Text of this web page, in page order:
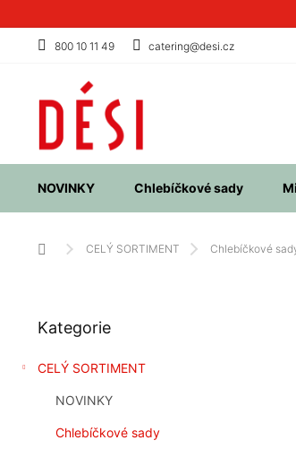
na
800 10 11 49 catering@desi.cz
NOVINKY Chlebíčkové sady
Domů CELÝ SORTIMENT Chlebíčkové
s
r
kategorie
Kategorie
CELÝ SORTIMENT
NOVINKY
Chlebíčkové sady